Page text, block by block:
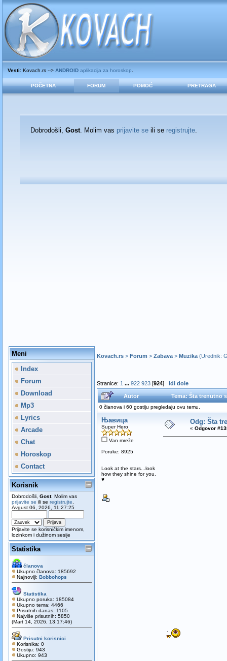
Vesti: Kovach.rs --> ANDROIDaplikacija za horoskop
POČETNA FORUM POMOĆ PRETRAGA
Dobrodošli, Gost. Molim vas prijavite seili se registrujte.
Meni
Index
Forum
Download
Mp3
Lyrics
Arcade
Chat
Horoskop
Contact
Korisnik
Dobrodošli, Gost. Molim vas
prijavite se ili se registrujte
Avgust 06, 2026, 11:27:25
Prijavite se korisničkim imenom,
lozinkom i dužinom sesije
Statistika
članova
Ukupno članova: 185692
Najnoviji: Bobbohops
Statistika
Ukupno poruka: 185084
Ukupno tema: 4466
Prisutnih danas: 1105
Najviše prisutnih: 5850
(Mart 14, 2026, 13:17:46)
Prisutni korisnici
Korisnika: 0
Gostiju: 943
Ukupno: 943
Kovach.rs> Forum > Zabava> Muzika(Urednik:
Stranice: 1 ... 922 923[924] Idi dole
Autor Tema: Šta trenutno
0 članova i 60 gostiju pregledaju ovu temu.
Њавица
Super Hero
Van mreže
Poruke: 8925
Look at the stars...look
how they shine for you.
♥
Odg: Šta
« Odgovor